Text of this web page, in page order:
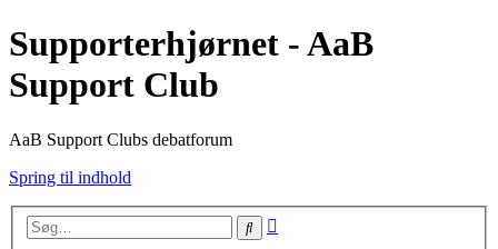
Supporterhjørnet - AaB
Support Club
AaB Support Clubs debatforum
Spring til indhold
Søg